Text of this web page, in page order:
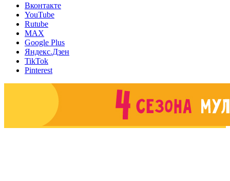
Вконтакте
YouTube
Rutube
MAX
Google Plus
Яндекс.Дзен
TikTok
Pinterest